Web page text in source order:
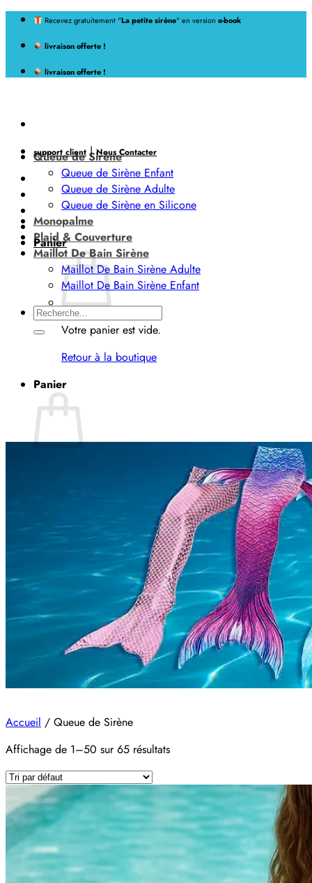
Passer
contenu
Recevez gratuitement "La petite sirène" en version e-book
livraison offerte !
livraison offerte !
support client |Nous Contacter
Panier
Votre panier est vide.
Retour à la boutique
Panier
Queue de Sirène
Queue de Sirène Enfant
Queue de Sirène Adulte
Queue de Sirène en Silicone
Monopalme
Plaid & Couverture
Maillot De Bain Sirène
Maillot De Bain Sirène Adulte
Maillot De Bain Sirène Enfant
Recherche
pour :
Accueil / Queue de Sirène
Affichage de 1–50 sur 65 résultats